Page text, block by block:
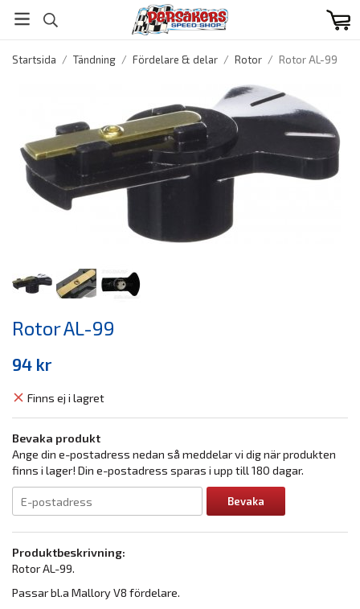
Startsida / Tändning / Fördelare & delar / Rotor / Rotor AL-99
Rotor AL-99
94 kr
Finns ej i lagret
Bevaka produkt
Ange din e-postadress nedan så meddelar vi dig när produkten
finns i lager! Din e-postadress sparas i upp till 180 dagar.
Bevaka
Produktbeskrivning:
Rotor AL-99.
Passar bl.a Mallory V8 fördelare.